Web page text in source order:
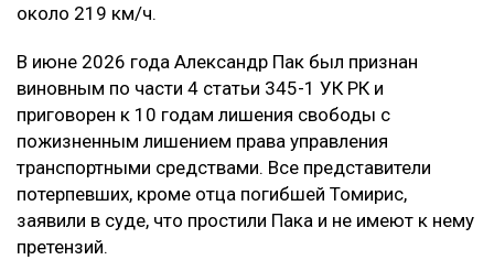
около 219 км/ч.
В июне 2026 года Александр Пак был признан
виновным по части 4 статьи 345-1 УК РК и
приговорен к 10 годам лишения свободы с
пожизненным лишением права управления
транспортными средствами. Все представители
потерпевших, кроме отца погибшей Томирис,
заявили в суде, что простили Пака и не имеют к нему
претензий.